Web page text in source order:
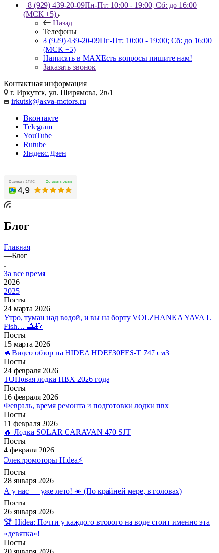
8 (929) 439-20-09Пн-Пт: 10:00 - 19:00; Сб: до 16:00
(МСК +5)
Назад
Телефоны
8 (929) 439-20-09Пн-Пт: 10:00 - 19:00; Сб: до 16:00
(МСК +5)
Написать в MAXЕсть вопросы пишите нам!
Заказать звонок
Контактная информация
г. Иркутск, ул. Ширямова, 2в/1
irkutsk@akva-motors.ru
Вконтакте
Telegram
YouTube
Rutube
Яндекс.Дзен
Блог
Главная
—Блог
За все время
2026
2025
Посты
24 марта 2026
Утро, туман над водой, и вы на борту VOLZHANKA YAVA L
Fish… 🌅🎣
Посты
15 марта 2026
🔥Видео обзор на HIDEA HDEF30FES-T 747 см3
Посты
24 февраля 2026
ТОПовая лодка ПВХ 2026 года
Посты
16 февраля 2026
Февраль, время ремонта и подготовки лодки пвх
Посты
11 февраля 2026
🔥 Лодка SOLAR CARAVAN 470 SJT
Посты
4 февраля 2026
Электромоторы Hidea⚡
Посты
28 января 2026
А у нас — уже лето! ☀️ (По крайней мере, в головах)
Посты
26 января 2026
🏆 Hidea: Почти у каждого второго на воде стоит именно эта
«девятка»!
Посты
20 января 2026